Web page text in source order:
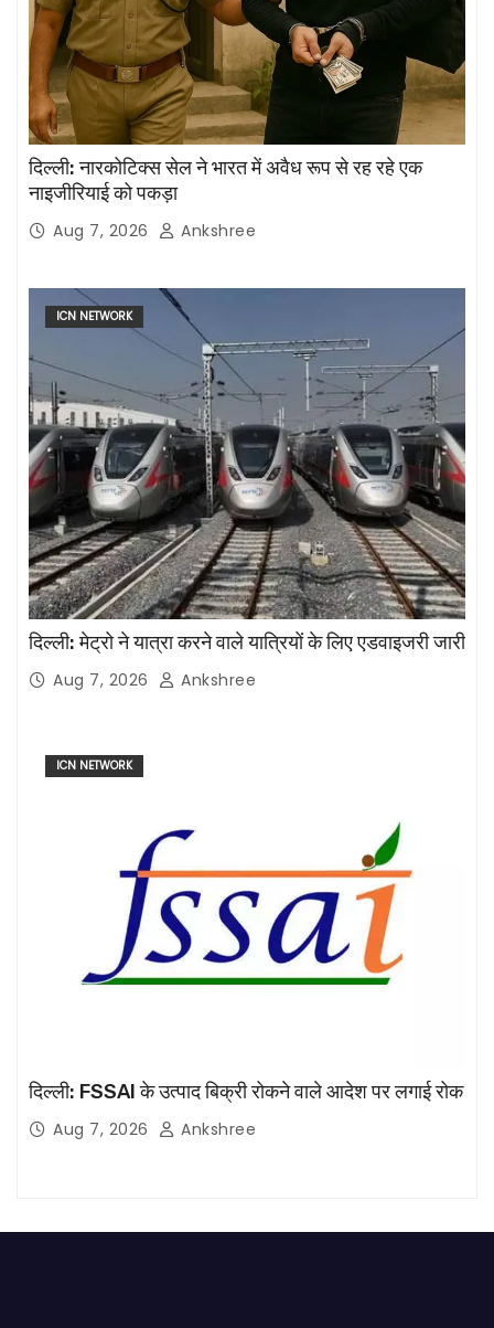
दिल्ली: नारकोटिक्स सेल ने भारत में अवैध रूप से रह रहे एक
नाइजीरियाई को पकड़ा
Aug 7, 2026 Ankshree
ICN NETWORK
दिल्ली: मेट्रो ने यात्रा करने वाले यात्रियों के लिए एडवाइजरी जारी
Aug 7, 2026 Ankshree
ICN NETWORK
दिल्ली: FSSAI के उत्पाद बिक्री रोकने वाले आदेश पर लगाई रोक
Aug 7, 2026 Ankshree